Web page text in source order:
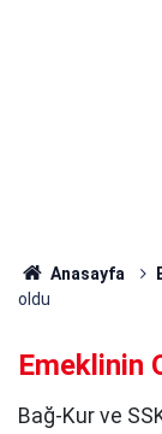
Anasayfa
oldu
Emeklinin
Bağ-Kur ve